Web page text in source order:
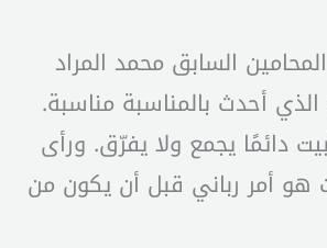
السابق محمد المراد
أحدث بالمناسبة مناسبة.
دائمًا يجمع ولا يفرّق. ورأى
هو أمر رباني قبل أن يكون من